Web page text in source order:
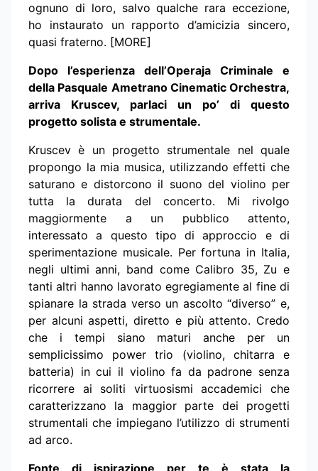
ognuno di loro, salvo qualche rara eccezione,
ho instaurato un rapporto d’amicizia sincero,
quasi fraterno. [MORE]
Dopo l’esperienza dell’Operaja Criminale e
della Pasquale Ametrano Cinematic Orchestra,
arriva Kruscev, parlaci un po’ di questo
progetto solista e strumentale.
Kruscev è un progetto strumentale nel quale
propongo la mia musica, utilizzando effetti che
saturano e distorcono il suono del violino per
tutta la durata del concerto. Mi rivolgo
maggiormente a un pubblico attento,
interessato a questo tipo di approccio e di
sperimentazione musicale. Per fortuna in Italia,
negli ultimi anni, band come Calibro 35, Zu e
tanti altri hanno lavorato egregiamente al fine di
spianare la strada verso un ascolto “diverso” e,
per alcuni aspetti, diretto e più attento. Credo
che i tempi siano maturi anche per un
semplicissimo power trio (violino, chitarra e
batteria) in cui il violino fa da padrone senza
ricorrere ai soliti virtuosismi accademici che
caratterizzano la maggior parte dei progetti
strumentali che impiegano l’utilizzo di strumenti
ad arco.